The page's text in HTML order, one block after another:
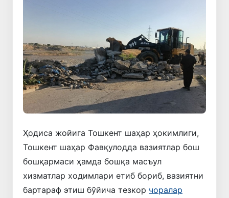
​Ҳодиса жойига Тошкент шаҳар ҳокимлиги,
Тошкент шаҳар Фавқулодда вазиятлар бош
бошқармаси ҳамда бошқа масъул
хизматлар ходимлари етиб бориб, вазиятни
бартараф этиш бўйича тезкор чоралар